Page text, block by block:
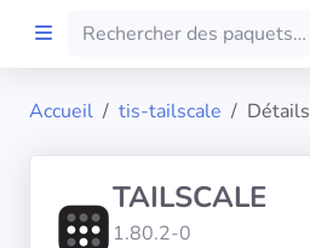
Preprod
Accueil tis-tailscale Détails
TAILSCALE
1.80.2-0